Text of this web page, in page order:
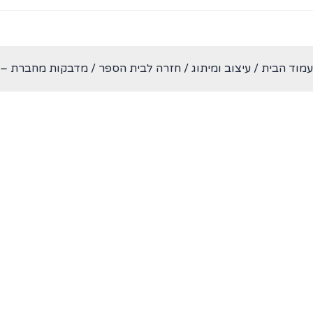
עמוד הבית / עיצוב ומיתוג / חזרה לבית הספר / מדבקות מחברת –